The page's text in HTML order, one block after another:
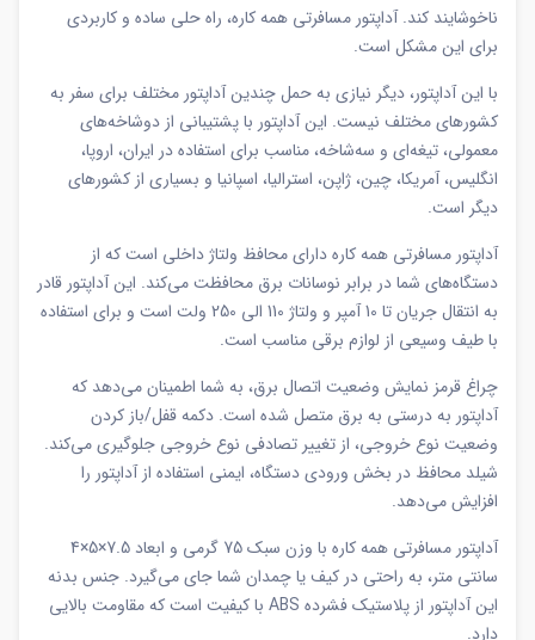
ناخوشایند کند. آداپتور مسافرتی همه کاره، راه حلی ساده و کاربردی
برای این مشکل است.
با این آداپتور، دیگر نیازی به حمل چندین آداپتور مختلف برای سفر به
کشورهای مختلف نیست. این آداپتور با پشتیبانی از دوشاخه‌های
معمولی، تیغه‌ای و سه‌شاخه، مناسب برای استفاده در ایران، اروپا،
انگلیس، آمریکا، چین، ژاپن، استرالیا، اسپانیا و بسیاری از کشورهای
دیگر است.
آداپتور مسافرتی همه کاره دارای محافظ ولتاژ داخلی است که از
دستگاه‌های شما در برابر نوسانات برق محافظت می‌کند. این آداپتور قادر
به انتقال جریان تا 10 آمپر و ولتاژ 110 الی 250 ولت است و برای استفاده
با طیف وسیعی از لوازم برقی مناسب است.
چراغ قرمز نمایش وضعیت اتصال برق، به شما اطمینان می‌دهد که
آداپتور به درستی به برق متصل شده است. دکمه قفل/باز کردن
وضعیت نوع خروجی، از تغییر تصادفی نوع خروجی جلوگیری می‌کند.
شیلد محافظ در بخش ورودی دستگاه، ایمنی استفاده از آداپتور را
افزایش می‌دهد.
آداپتور مسافرتی همه کاره با وزن سبک 75 گرمی و ابعاد 7.5×5×4
سانتی متر، به راحتی در کیف یا چمدان شما جای می‌گیرد. جنس بدنه
این آداپتور از پلاستیک فشرده ABS با کیفیت است که مقاومت بالایی
دارد.